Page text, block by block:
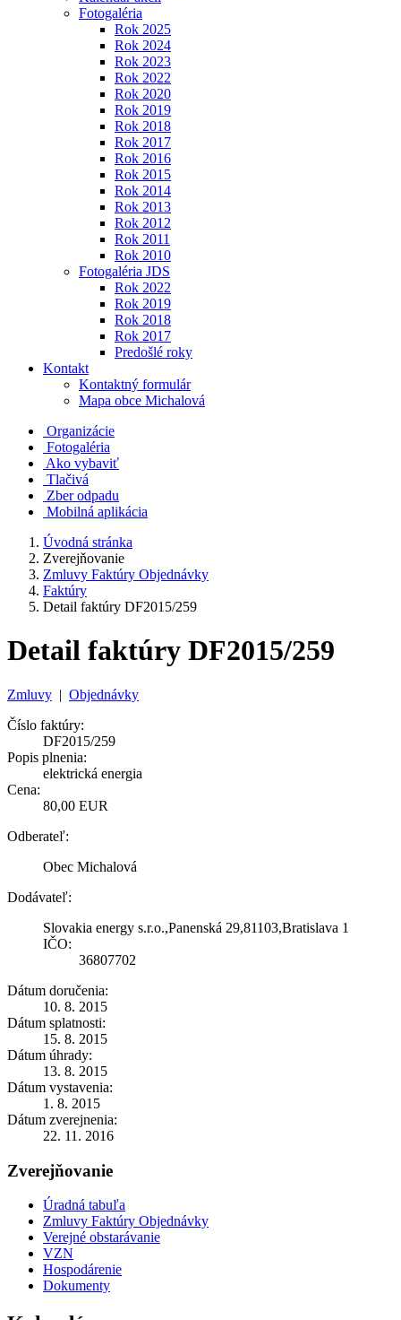
Fotogaléria
Rok 2025
Rok 2024
Rok 2023
Rok 2022
Rok 2020
Rok 2019
Rok 2018
Rok 2017
Rok 2016
Rok 2015
Rok 2014
Rok 2013
Rok 2012
Rok 2011
Rok 2010
Fotogaléria JDS
Rok 2022
Rok 2019
Rok 2018
Rok 2017
Predošlé roky
Kontakt
Kontaktný formulár
Mapa obce Michalová
Organizácie
Fotogaléria
Ako vybaviť
Tlačivá
Zber odpadu
Mobilná aplikácia
Úvodná stránka
Zverejňovanie
Zmluvy Faktúry Objednávky
Faktúry
Detail faktúry DF2015/259
Detail faktúry DF2015/259
Zmluvy | Objednávky
Číslo faktúry:
DF2015/259
Popis plnenia:
elektrická energia
Cena:
80,00 EUR
Odberateľ:
Obec Michalová
Dodávateľ:
Slovakia energy s.r.o.,Panenská 29,81103,Bratislava 1
IČO:
36807702
Dátum doručenia:
10. 8. 2015
Dátum splatnosti:
15. 8. 2015
Dátum úhrady:
13. 8. 2015
Dátum vystavenia:
1. 8. 2015
Dátum zverejnenia:
22. 11. 2016
Zverejňovanie
Úradná tabuľa
Zmluvy Faktúry Objednávky
Verejné obstarávanie
VZN
Hospodárenie
Dokumenty